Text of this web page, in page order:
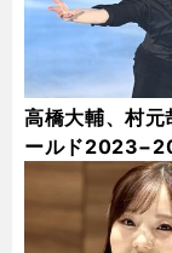
高橋大輔、村
ールド